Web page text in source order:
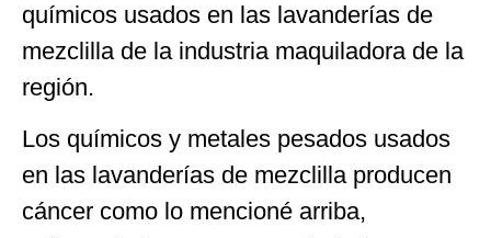
químicos usados en las lavanderías de
mezclilla de la industria maquiladora de la
región.
Los químicos y metales pesados usados
en las lavanderías de mezclilla producen
cáncer como lo mencioné arriba,